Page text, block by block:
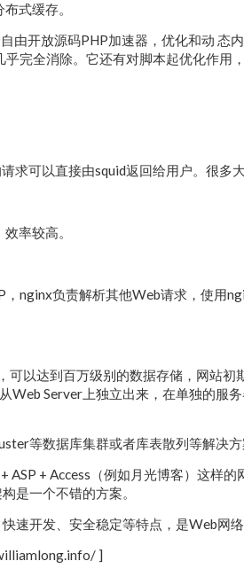
式缓存。
由开放源码PHP加速器，优化和动 态
完全消除。它还有对脚本起优化作用
可以直接由squid返回给用户。很多
率较高。
nginx负责解析其他Web请求，使用
以达到百万级别的数据存储，网站初
Web Server上独立出来，在单独的服
等数据库集群或者库表散列等解决方
+ Access（例如月光博客）这样的
是一个不错的方案。
速开发、安全稳定等特点，是Web网络
]